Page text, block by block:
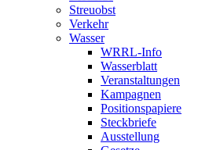
Streuobst
Verkehr
Wasser
WRRL-Info
Wasserblatt
Veranstaltungen
Kampagnen
Positionspapiere
Steckbriefe
Ausstellung